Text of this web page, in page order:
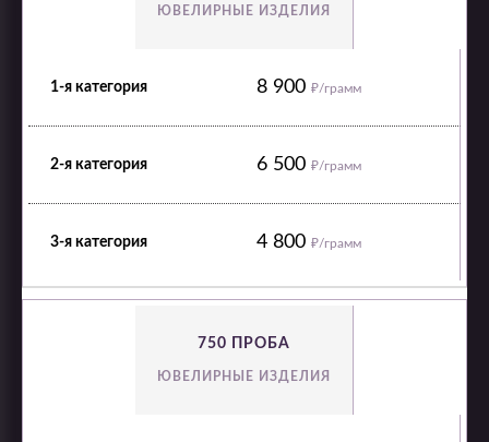
ЮВЕЛИРНЫЕ ИЗДЕЛИЯ
8 900 ₽/грамм
6 500 ₽/грамм
4 800 ₽/грамм
750 ПРОБА
ЮВЕЛИРНЫЕ ИЗДЕЛИЯ